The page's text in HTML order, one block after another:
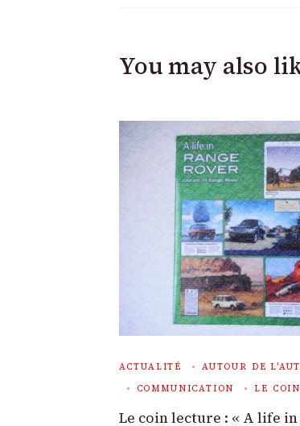
You may also
ACTUALITÉ
AUTOUR DE
COMMUNICATION
LE
Le coin lecture : « A life in